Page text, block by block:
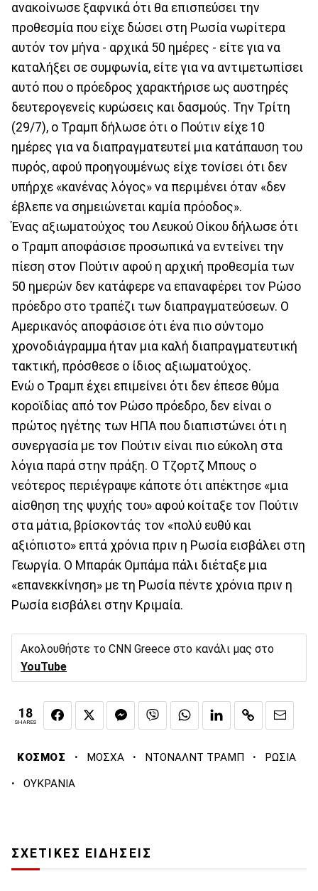
ανακοίνωσε ξαφνικά ότι θα επισπεύσει την
προθεσμία που είχε δώσει στη Ρωσία νωρίτερα
αυτόν τον μήνα - αρχικά 50 ημέρες - είτε για να
καταλήξει σε συμφωνία, είτε για να αντιμετωπίσει
αυτό που ο πρόεδρος χαρακτήρισε ως αυστηρές
δευτερογενείς κυρώσεις και δασμούς. Την Τρίτη
(29/7), ο Τραμπ δήλωσε ότι ο Πούτιν είχε 10
ημέρες για να διαπραγματευτεί μια κατάπαυση του
πυρός, αφού προηγουμένως είχε τονίσει ότι δεν
υπήρχε «κανένας λόγος» να περιμένει όταν «δεν
έβλεπε να σημειώνεται καμία πρόοδος».
Ένας αξιωματούχος του Λευκού Οίκου δήλωσε ότι
ο Τραμπ αποφάσισε προσωπικά να εντείνει την
πίεση στον Πούτιν αφού η αρχική προθεσμία των
50 ημερών δεν κατάφερε να επαναφέρει τον Ρώσο
πρόεδρο στο τραπέζι των διαπραγματεύσεων. Ο
Αμερικανός αποφάσισε ότι ένα πιο σύντομο
χρονοδιάγραμμα ήταν μια καλή διαπραγματευτική
τακτική, πρόσθεσε ο ίδιος αξιωματούχος.
Ενώ ο Τραμπ έχει επιμείνει ότι δεν έπεσε θύμα
κοροϊδίας από τον Ρώσο πρόεδρο, δεν είναι ο
πρώτος ηγέτης των ΗΠΑ που διαπιστώνει ότι η
συνεργασία με τον Πούτιν είναι πιο εύκολη στα
λόγια παρά στην πράξη. Ο Τζορτζ Μπους ο
νεότερος περιέγραψε κάποτε ότι απέκτησε «μια
αίσθηση της ψυχής του» αφού κοίταξε τον Πούτιν
στα μάτια, βρίσκοντάς τον «πολύ ευθύ και
αξιόπιστο» επτά χρόνια πριν η Ρωσία εισβάλει στη
Γεωργία. Ο Μπαράκ Ομπάμα πάλι διέταξε μια
«επανεκκίνηση» με τη Ρωσία πέντε χρόνια πριν η
Ρωσία εισβάλει στην Κριμαία.
Ακολουθήστε το CNN Greece στο κανάλι μας στο
YouTube
18
SHARES
ΚΟΣΜΟΣ · ΜΟΣΧΑ · ΝΤΟΝΑΛΝΤ ΤΡΑΜΠ · ΡΩΣΙΑ
· ΟΥΚΡΑΝΙΑ
ΣΧΕΤΙΚΕΣ ΕΙΔΗΣΕΙΣ